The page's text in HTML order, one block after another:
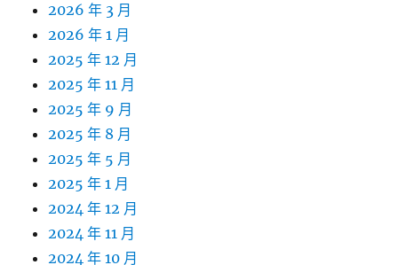
2026 年 3 月
2026 年 1 月
2025 年 12 月
2025 年 11 月
2025 年 9 月
2025 年 8 月
2025 年 5 月
2025 年 1 月
2024 年 12 月
2024 年 11 月
2024 年 10 月